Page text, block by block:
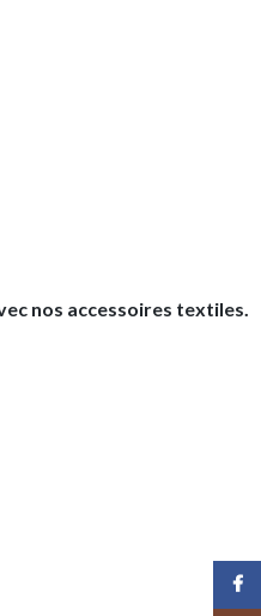
nos accessoires textiles.